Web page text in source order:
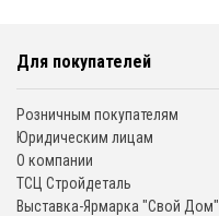
Для покупателей
Розничным покупателям
Юридическим лицам
О компании
ТСЦ Стройдеталь
Выставка-Ярмарка "Свой Дом"